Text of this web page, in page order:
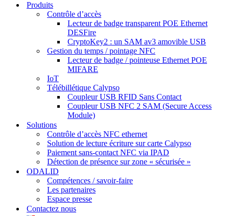
Produits
Contrôle d’accès
Lecteur de badge transparent POE Ethernet
DESFire
CryptoKey2 : un SAM av3 amovible USB
Gestion du temps / pointage NFC
Lecteur de badge / pointeuse Ethernet POE
MIFARE
IoT
Télébillétique Calypso
Coupleur USB RFID Sans Contact
Coupleur USB NFC 2 SAM (Secure Access
Module)
Solutions
Contrôle d’accès NFC ethernet
Solution de lecture écriture sur carte Calypso
Paiement sans-contact NFC via IPAD
Détection de présence sur zone « sécurisée »
ODALID
Compétences / savoir-faire
Les partenaires
Espace presse
Contactez nous